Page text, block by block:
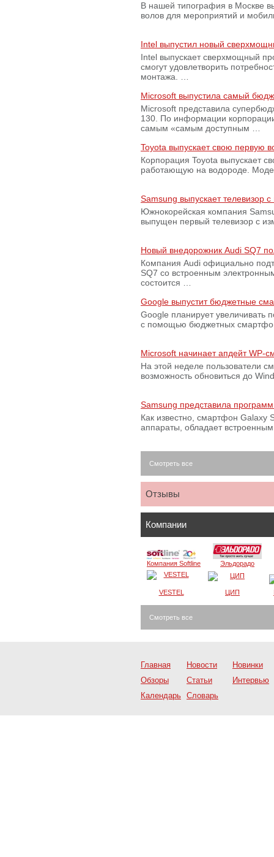
В нашей типография в Москве
волов для мероприятий и
Intel выпустил новый
Intel выпускает сверхмощный
смогут удовлетворить
монтажа. …
Microsoft выпустила самый
Microsoft представила
130. По информации
самым «самым доступным …
Toyota выпускает свою первую
Корпорация Toyota выпускает
работающую на водороде.
Samsung выпускает телевизор
Южнокорейская компания
выпущен первый телевизор с
Новый внедорожник Audi SQ7
Компания Audi официально
SQ7 со встроенным
состоится …
Google выпустит бюджетные
Google планирует увеличивать
с помощью бюджетных
Microsoft начинает апдейт WP-
На этой неделе пользователи
возможность обновиться до
Samsung представила
Как известно, смартфон Galaxy
аппараты, обладает
Смотреть все
Отзывы
Компании
Компания Softline Эльдорадо
VESTEL ЦИП
Смотреть все
Главная Новости
Новинки
Обзоры
Статьи
Интервью
Календарь Словарь